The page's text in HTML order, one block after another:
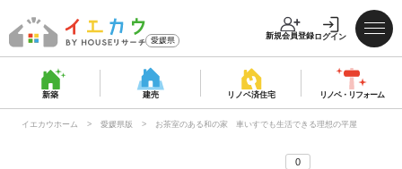
愛媛県 新規会員登録ログイン
新築 建売 リノベ済住宅 リノベ・ リフォーム
イエカウホーム 愛媛県版 お茶室のある和の家 車いすでも生活できる理想の平屋
0